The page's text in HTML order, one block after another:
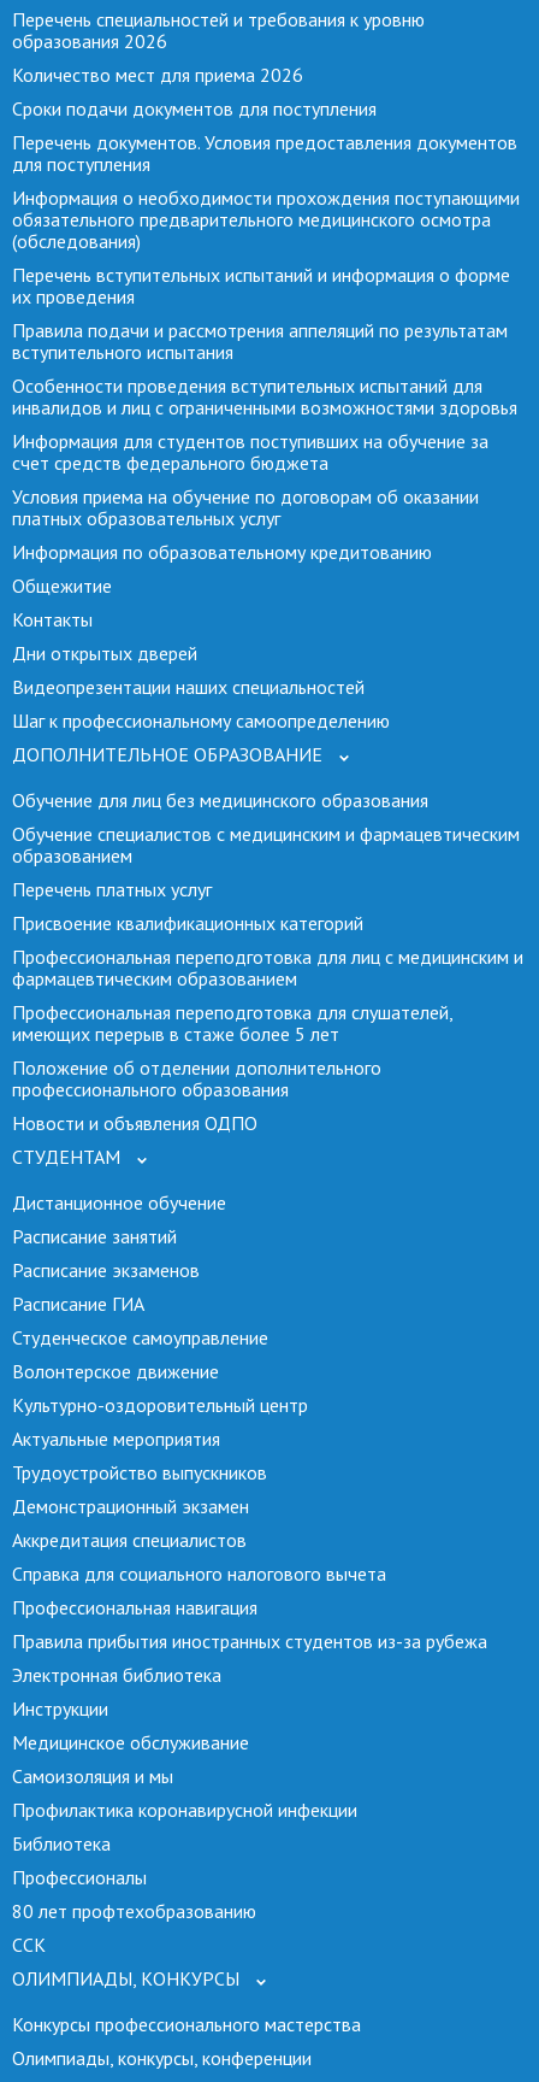
Перечень специальностей и требования к уровню
образования 2026
Количество мест для приема 2026
Сроки подачи документов для поступления
Перечень документов. Условия предоставления документов
для поступления
Информация о необходимости прохождения поступающими
обязательного предварительного медицинского осмотра
(обследования)
Перечень вступительных испытаний и информация о форме
их проведения
Правила подачи и рассмотрения аппеляций по результатам
вступительного испытания
Особенности проведения вступительных испытаний для
инвалидов и лиц с ограниченными возможностями здоровья
Информация для студентов поступивших на обучение за
счет средств федерального бюджета
Условия приема на обучение по договорам об оказании
платных образовательных услуг
Информация по образовательному кредитованию
Общежитие
Контакты
Дни открытых дверей
Видеопрезентации наших специальностей
Шаг к профессиональному самоопределению
ДОПОЛНИТЕЛЬНОЕ ОБРАЗОВАНИЕ
Обучение для лиц без медицинского образования
Обучение специалистов с медицинским и фармацевтическим
образованием
Перечень платных услуг
Присвоение квалификационных категорий
Профессиональная переподготовка для лиц с медицинским и
фармацевтическим образованием
Профессиональная переподготовка для слушателей,
имеющих перерыв в стаже более 5 лет
Положение об отделении дополнительного
профессионального образования
Новости и объявления ОДПО
СТУДЕНТАМ
Дистанционное обучение
Расписание занятий
Расписание экзаменов
Расписание ГИА
Студенческое самоуправление
Волонтерское движение
Культурно-оздоровительный центр
Актуальные мероприятия
Трудоустройство выпускников
Демонстрационный экзамен
Аккредитация специалистов
Справка для социального налогового вычета
Профессиональная навигация
Правила прибытия иностранных студентов из-за рубежа
Электронная библиотека
Инструкции
Медицинское обслуживание
Самоизоляция и мы
Профилактика коронавирусной инфекции
Библиотека
Профессионалы
80 лет профтехобразованию
ССК
ОЛИМПИАДЫ, КОНКУРСЫ
Конкурсы профессионального мастерства
Олимпиады, конкурсы, конференции